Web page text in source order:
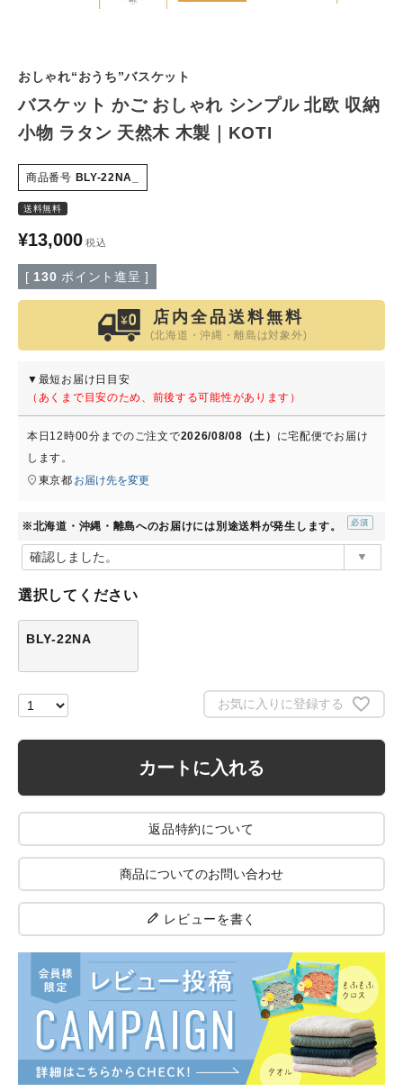
ご利用ガイド
プライバシーポリシー
特定商取引法について
会社概要
大口注文窓口
お問い合わせ
おしゃれ“おうち”バスケット
バスケット かご おしゃれ シンプル 北欧 収納
小物 ラタン 天然木 木製｜KOTI
商品番号 BLY-22NA_
送料無料
¥13,000 税込
[ 130 ポイント進呈 ]
店内全品送料無料
(北海道・沖縄・離島は対象外)
▼最短お届け日目安
（あくまで目安のため、前後する可能性があります）
本日 12時00分 までのご注文で2026/08/08（土） に宅配便でお届け
します。
東京都 お届け先を変更
※北海道・沖縄・離島へのお届けには別途送料が発生します。
須)
選択してください
BLY-22NA
お気に入りに登録する
カートに入れる
返品特約について
商品についてのお問い合わせ
レビューを書く